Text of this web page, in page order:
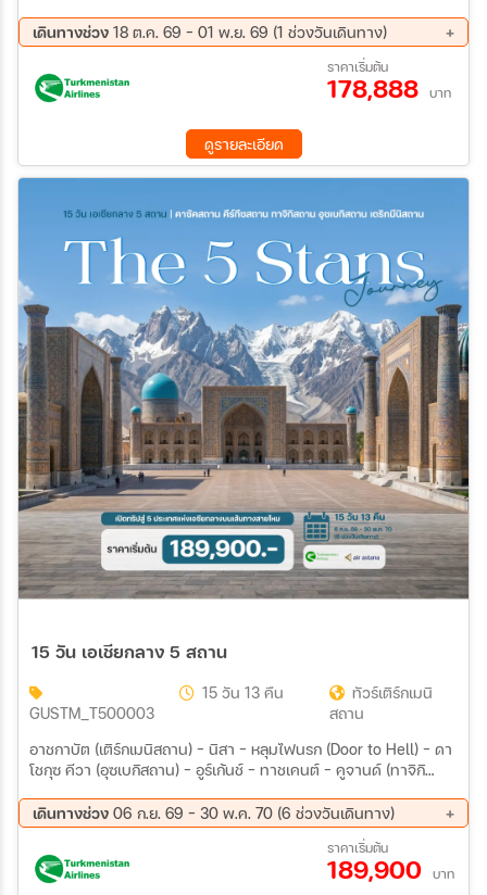
ระหว่าง
เดินทางช่วง 18 ต.ค. 69 - 01 พ.ย. 69 (1 ช่วงวันเดินทาง)
ราคาเริ่มต้น
178,888 บาท
ดูรายละเอียด
15 วัน เอเชียกลาง 5 สถาน
GUSTM_T500003
15 วัน 13 คืน
ทัวร์เติร์กเมนิ
สถาน
อาชกาบัต (เติร์กเมนิสถาน) – นิสา – หลุมไฟนรก (Door to Hell) – ดา
โชกุซ คีวา (อุซเบกิสถาน) – อูร์เก้นช์ – ทาชเคนต์ – คูจานด์ (ทาจิกิ
เบ – ฮิสซาร์ - อัลมาตี (คาซัคสถาน) – ทะเลสาบ Issyk Lake บิชเคก
(คีร์กิซสถาน) – อุทยานแห่งชาติอลา อาร์ชา – โทกโม๊ค
เดินทางช่วง 06 ก.ย. 69 - 30 พ.ค. 70 (6 ช่วงวันเดินทาง)
11 ต.ค. 69 - 25 ต.ค. 69
01 พ.ย. 69 - 15 พ.ย. 69
04 เม.ย 70 - 18 เม.ย 70
02 พ.ค. 70 - 16 พ.ค. 70
16 พ.ค. 70 - 30 พ.ค. 70
ราคาเริ่มต้น
189,900 บาท